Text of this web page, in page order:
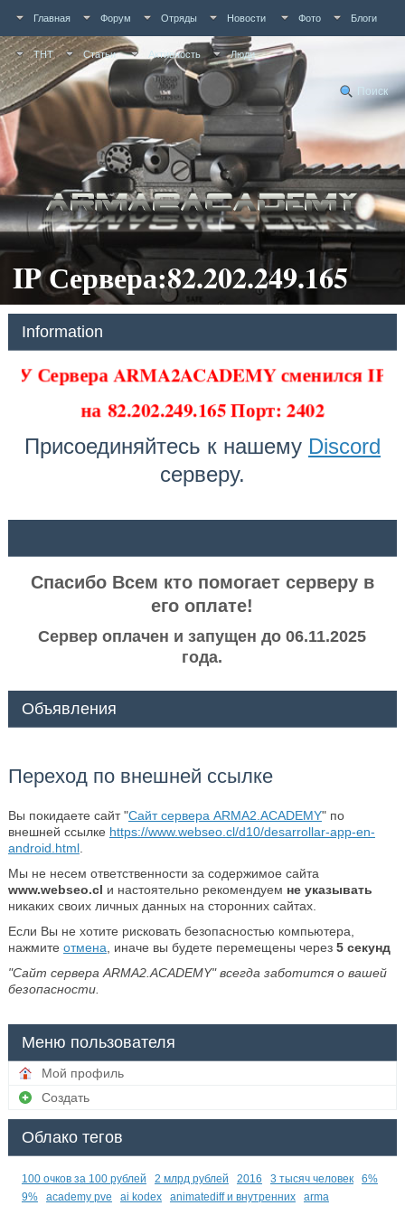
Главная Форум Отряды Новости Фото Блоги
ТНТ Статьи Активность Люди
Поиск
IP Сервера:82.202.249.165
Information
У Сервера ARMA2ACADEMY сменился IP
на82.202.249.165 Порт: 2402
Присоединяйтесь к нашему Discord
серверу.
Спасибо Всем кто помогает серверу в
его оплате!
Сервер оплачен и запущен до 06.11.2025
года.
Объявления
Переход по внешней ссылке
Вы покидаете сайт "Сайт сервера ARMA2.ACADEMY" по
внешней ссылке https://www.webseo.cl/d10/desarrollar-app-en-
android.html.
Мы не несем ответственности за содержимое сайта
www.webseo.cl и настоятельно рекомендуем не указывать
никаких своих личных данных на сторонних сайтах.
Если Вы не хотите рисковать безопасностью компьютера,
нажмите отмена , иначе вы будете перемещены через 5секунд
"Сайт сервера ARMA2.ACADEMY" всегда заботится о вашей
безопасности.
Меню пользователя
Мой профиль
Создать
Облако тегов
100 очков за 100 рублей 2 млрд рублей 2016 3 тысяч человек
6%
9%
academy pve ai kodex animatediff и внутренних arma